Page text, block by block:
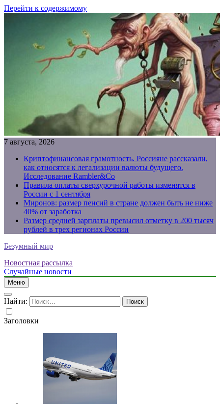
Перейти к содержимому
7 августа, 2026
Криптофинансовая грамотность. Россияне рассказали,
как относятся к легализации валюты будущего.
Исследование Rambler&Co
Правила оплаты сверхурочной работы изменятся в
России с 1 сентября
Миронов: размер пенсий в стране должен быть не ниже
40% от заработка
Размер средней зарплаты превысил отметку в 200 тысяч
рублей в трех регионах России
Безумный мир
Новостная рассылка
Случайные новости
Меню
Найти:
Заголовки